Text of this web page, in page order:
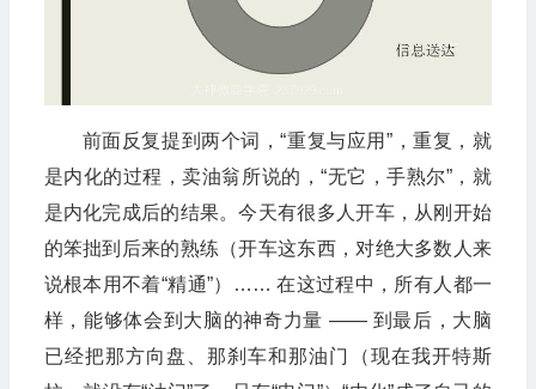
前面反复提到两个词，“重复与应用”，重复，就
是内化的过程，卖油翁所说的，“无它，手熟尔”，就
是内化完成后的结果。今天有很多人开车，从刚开始
的笨拙到后来的熟练（开车这东西，对绝大多数人来
说根本用不着“精通”）…… 在这过程中，所有人都一
样，能够体会到大脑的神奇力量 —— 到最后，大脑
已经把那方向盘、那刹车和那油门（现在我开特斯